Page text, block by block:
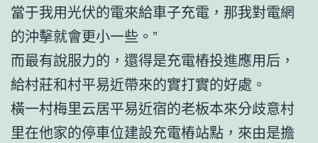
當于我用光伏的電來給車子充電，那我對電網
的沖擊就會更小一些。”
而最有說服力的，還得是充電樁投進應用后，
給村莊和村平易近帶來的實打實的好處。
橫一村梅里云居平易近宿的老板本來分歧意村
里在他家的停車位建設充電樁站點，來由是擔